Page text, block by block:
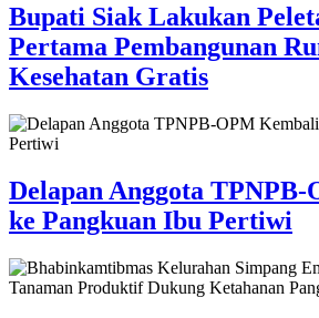
Bupati Siak Lakukan
Pertama Pembangunan
Kesehatan Gratis
Delapan Anggota
ke Pangkuan Ibu Pertiwi